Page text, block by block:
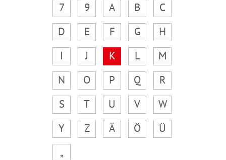
7
9 A B
C
D
E F G
H
I
J K L
M
N
O P Q
R
S
T U V
W
Y
Z Ä Ö
Ü
„